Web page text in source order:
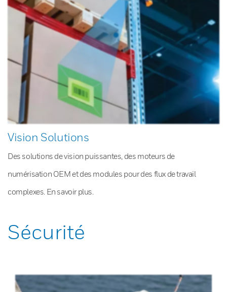
Vision Solutions
Des solutions de vision puissantes, des moteurs de
numérisation OEM et des modules pour des flux de travail
complexes. En savoir plus.
Sécurité